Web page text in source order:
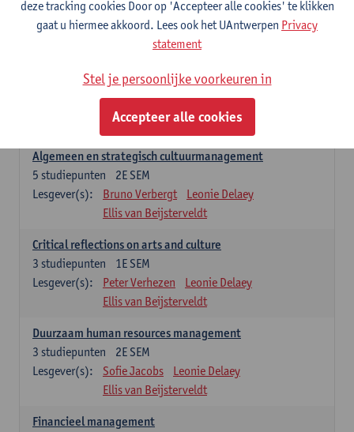
Lesgever(s):
Annick Schramme
Leonie Delaey
Anna-Lena Müller
Ellis van Beijsterveldt
Managementopleidingsonderdelen
Dit vervangt dan 'Critical reflections on arts and culture' in het
Algemeen en strategisch cultuurmanagement
2E SEM
5 studiepunten
Lesgever(s):
Bruno Verbergt
Leonie Delaey
Ellis van Beijsterveldt
Critical reflections on arts and culture
1E SEM
3 studiepunten
Lesgever(s):
Peter Verhezen
Leonie Delaey
Ellis van Beijsterveldt
Duurzaam human resources management
2E SEM
3 studiepunten
Lesgever(s):
Sofie Jacobs
Leonie Delaey
Ellis van Beijsterveldt
Financieel management
deze tracking cookies Door op 'Accepteer alle cookies' te klikken
gaat u hiermee akkoord. Lees ook het UAntwerpen Privacy
statement
Stel je persoonlijke voorkeuren in
Accepteer alle cookies